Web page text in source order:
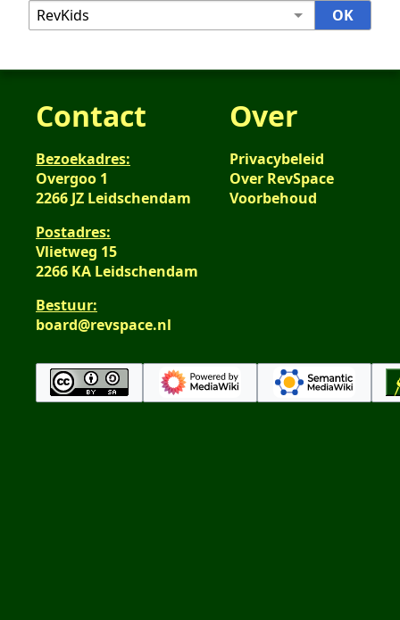
Contact
Bezoekadres:
Overgoo 1
2266 JZ Leidschendam
Postadres:
Vlietweg 15
2266 KA Leidschendam
Bestuur:
board@revspace.nl
Over
Privacybeleid
Over RevSpace
Voorbehoud